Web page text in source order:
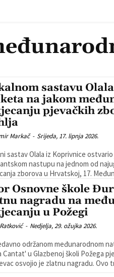
sastavu
na jakom
pjevačkih
Markač - Srijeda, 17. lipnja 2026.
sastav Olala iz Koprivnice
nastupu na jednom od
zborova u Hrvatskoj, 17.
Osnovne škole
nagradu na
u Požegi
- Nedjelja, 29. ožujka 2026.
održanom međunarodnom
Cantat' u Glazbenoj školi Požega
Đurđevac